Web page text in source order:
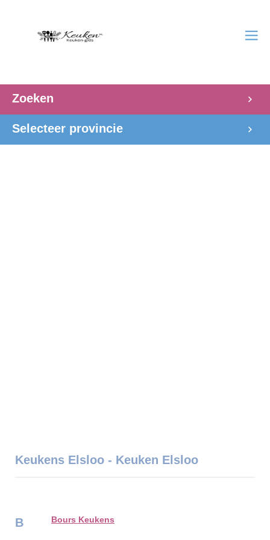
Zoeken
Selecteer provincie
Keukens Elsloo - Keuken Elsloo
B Bours Keukens